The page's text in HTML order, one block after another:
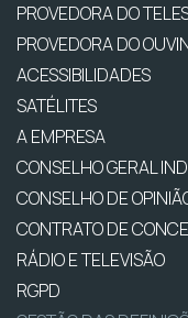
PROVEDORA DO
PROVEDORA DO
ACESSIBILIDADES
SATÉLITES
A EMPRESA
CONSELHO GERAL
CONSELHO DE
CONTRATO DE
RÁDIO E TELEVISÃO
RGPD